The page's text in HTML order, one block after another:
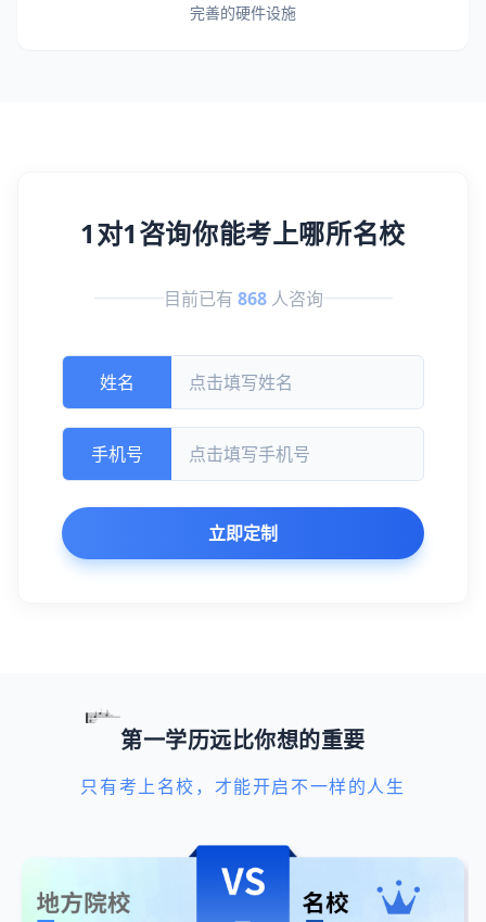
完善的硬件设施
1对1咨询你能考上哪所名校
目前已有 868 人咨询
姓名
手机号
立即定制
第一学历远比你想的重要
只有考上名校，才能开启不一样的人生